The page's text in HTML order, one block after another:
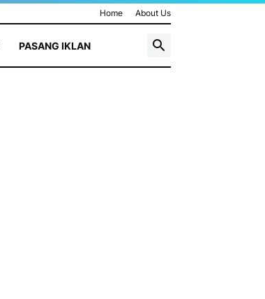
Home About Us
PASANG IKLAN